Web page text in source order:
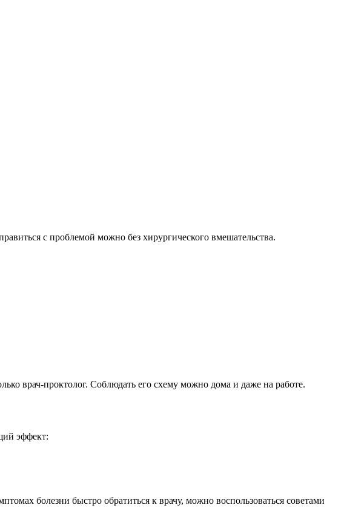
с проблемой можно без хирургического вмешательства.
врач-проктолог. Соблюдать его схему можно дома и даже на работе.
эффект:
болезни быстро обратиться к врачу, можно воспользоваться советами